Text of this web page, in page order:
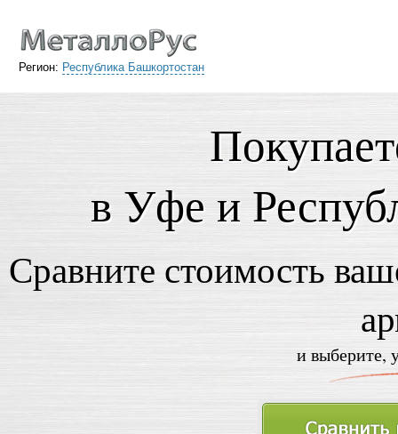
Регион: Республика Башкортостан
в Уфе и
Сравните стоимость
и выберите,